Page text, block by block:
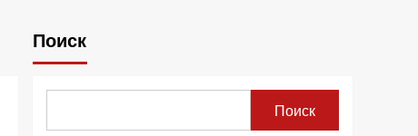
Поиск
Поиск